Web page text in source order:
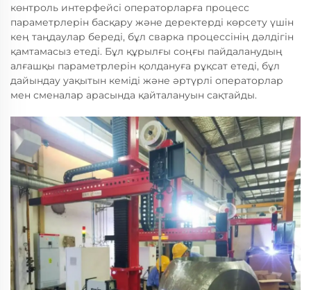
көнтроль интерфейсі операторларға процесс
параметрлерін басқару және деректерді көрсету үшін
кең таңдаулар береді, бұл сварка процессінің дәлдігін
қамтамасыз етеді. Бұл құрылғы соңғы пайдаланудың
алғашқы параметрлерін қолдануға рұқсат етеді, бұл
дайындау уақытын кеміді және әртүрлі операторлар
мен сменалар арасында қайталануын сақтайды.